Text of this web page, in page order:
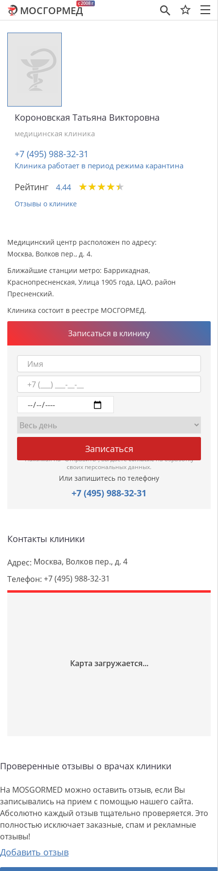
×
c 2008 г
МОСГОРМЕД
Короновская Татьяна Викторовна
медицинская клиника
+7 (495) 988-32-31
Клиника работает в период режима карантина
Рейтинг 4.44 ★★★★★
★★★★★
Отзывы о клинике
Медицинский центр расположен по адресу:
Москва, Волков пер., д. 4.
Ближайшие станции метро: Баррикадная,
Краснопресненская, Улица 1905 года, ЦАО, район
Пресненский.
Клиника состоит в реестре МОСГОРМЕД.
Записаться в клинику
Нажимая на "Отправить", вы даетесогласиена обработку
своих персональных данных.
Или запишитесь по телефону
+7 (495) 988-32-31
Контакты клиники
Адрес: Москва, Волков пер., д. 4
Телефон: +7 (495) 988-32-31
Проверенные отзывы о врачах клиники
На MOSGORMED можно оставить отзыв, если Вы
записывались на прием с помощью нашего сайта.
Абсолютно каждый отзыв тщательно проверяется. Это
полностью исключает заказные, спам и рекламные
отзывы!
Добавить отзыв